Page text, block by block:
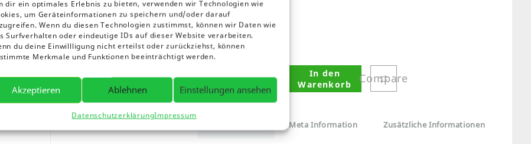
dir ein optimales Erlebnis zu bieten, verwenden wir Technologien wie
um Geräteinformationen zu speichern und/oder darauf
Wenn du diesen Technologien zustimmst, können wir Daten wie
Surfverhalten oder eindeutige IDs auf dieser Website verarbeiten.
du deine Einwillligung nicht erteilst oder zurückziehst, können
Merkmale und Funktionen beeinträchtigt werden.
Akzeptieren Ablehnen Einstellungen ansehen
DatenschutzerklärungImpressum
Größe
XXL
-
Multi
Menge
+
In den
Warenkorb
Compare
Meta Information Zusätzliche Informationen